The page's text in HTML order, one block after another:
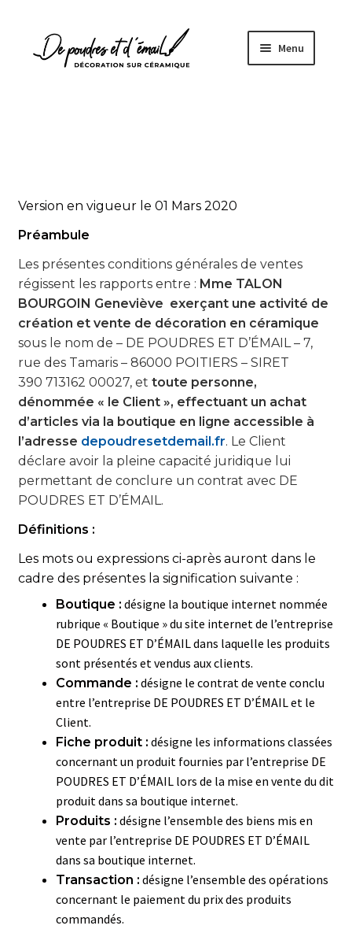
contenu
Menu
À propos
Fabrication artisanale
Sur mesure
Actualités
Panier
Version en vigueur le 01 Mars 2020
Préambule
Les présentes conditions générales de ventes
régissent les rapports entre : Mme TALON
BOURGOIN Geneviève exerçant une activité de
création et vente de décoration en céramique
sous le nom de – DE POUDRES ET D’ÉMAIL – 7,
rue des Tamaris – 86000 POITIERS – SIRET
390 713162 00027, et toute personne,
dénommée « le Client », effectuant un achat
d’articles via la boutique en ligne accessible à
l’adresse depoudresetdemail.fr. Le Client
déclare avoir la pleine capacité juridique lui
permettant de conclure un contrat avec DE
POUDRES ET D’ÉMAIL.
Définitions :
Les mots ou expressions ci-après auront dans le
cadre des présentes la signification suivante :
Boutique : désigne la boutique internet nommée
rubrique « Boutique » du site internet de l’entreprise
DE POUDRES ET D’ÉMAIL dans laquelle les produits
sont présentés et vendus aux clients.
Commande : désigne le contrat de vente conclu
entre l’entreprise DE POUDRES ET D’ÉMAIL et le
Client.
Fiche produit : désigne les informations classées
concernant un produit fournies par l’entreprise DE
POUDRES ET D’ÉMAIL lors de la mise en vente du dit
produit dans sa boutique internet.
Produits : désigne l’ensemble des biens mis en
vente par l’entreprise DE POUDRES ET D’ÉMAIL
dans sa boutique internet.
Transaction : désigne l’ensemble des opérations
concernant le paiement du prix des produits
commandés.